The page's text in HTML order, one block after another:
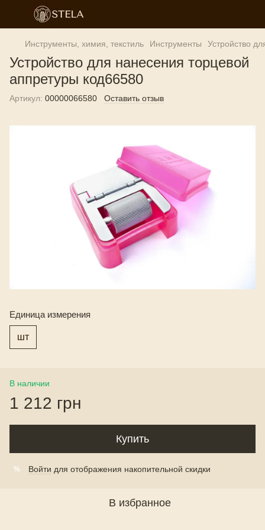
Инструменты, химия, текстиль Инструменты Устройство
Устройство для нанесения торцевой
аппретуры код66580
Артикул: 00000066580 Оставить отзыв
Единица измерения
шт
В наличии
1 212 грн
Купить
% Войти для отображения накопительной скидки
В избранное